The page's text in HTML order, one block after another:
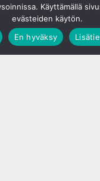
Käyttämällä
evästeiden käytön.
En hyväksy